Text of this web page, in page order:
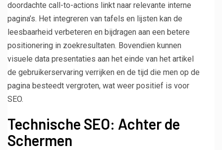
doordachte call-to-actions linkt naar relevante interne
pagina’s. Het integreren van tafels en lijsten kan de
leesbaarheid verbeteren en bijdragen aan een betere
positionering in zoekresultaten. Bovendien kunnen
visuele data presentaties aan het einde van het artikel
de gebruikerservaring verrijken en de tijd die men op de
pagina besteedt vergroten, wat weer positief is voor
SEO.
Technische SEO: Achter de
Schermen